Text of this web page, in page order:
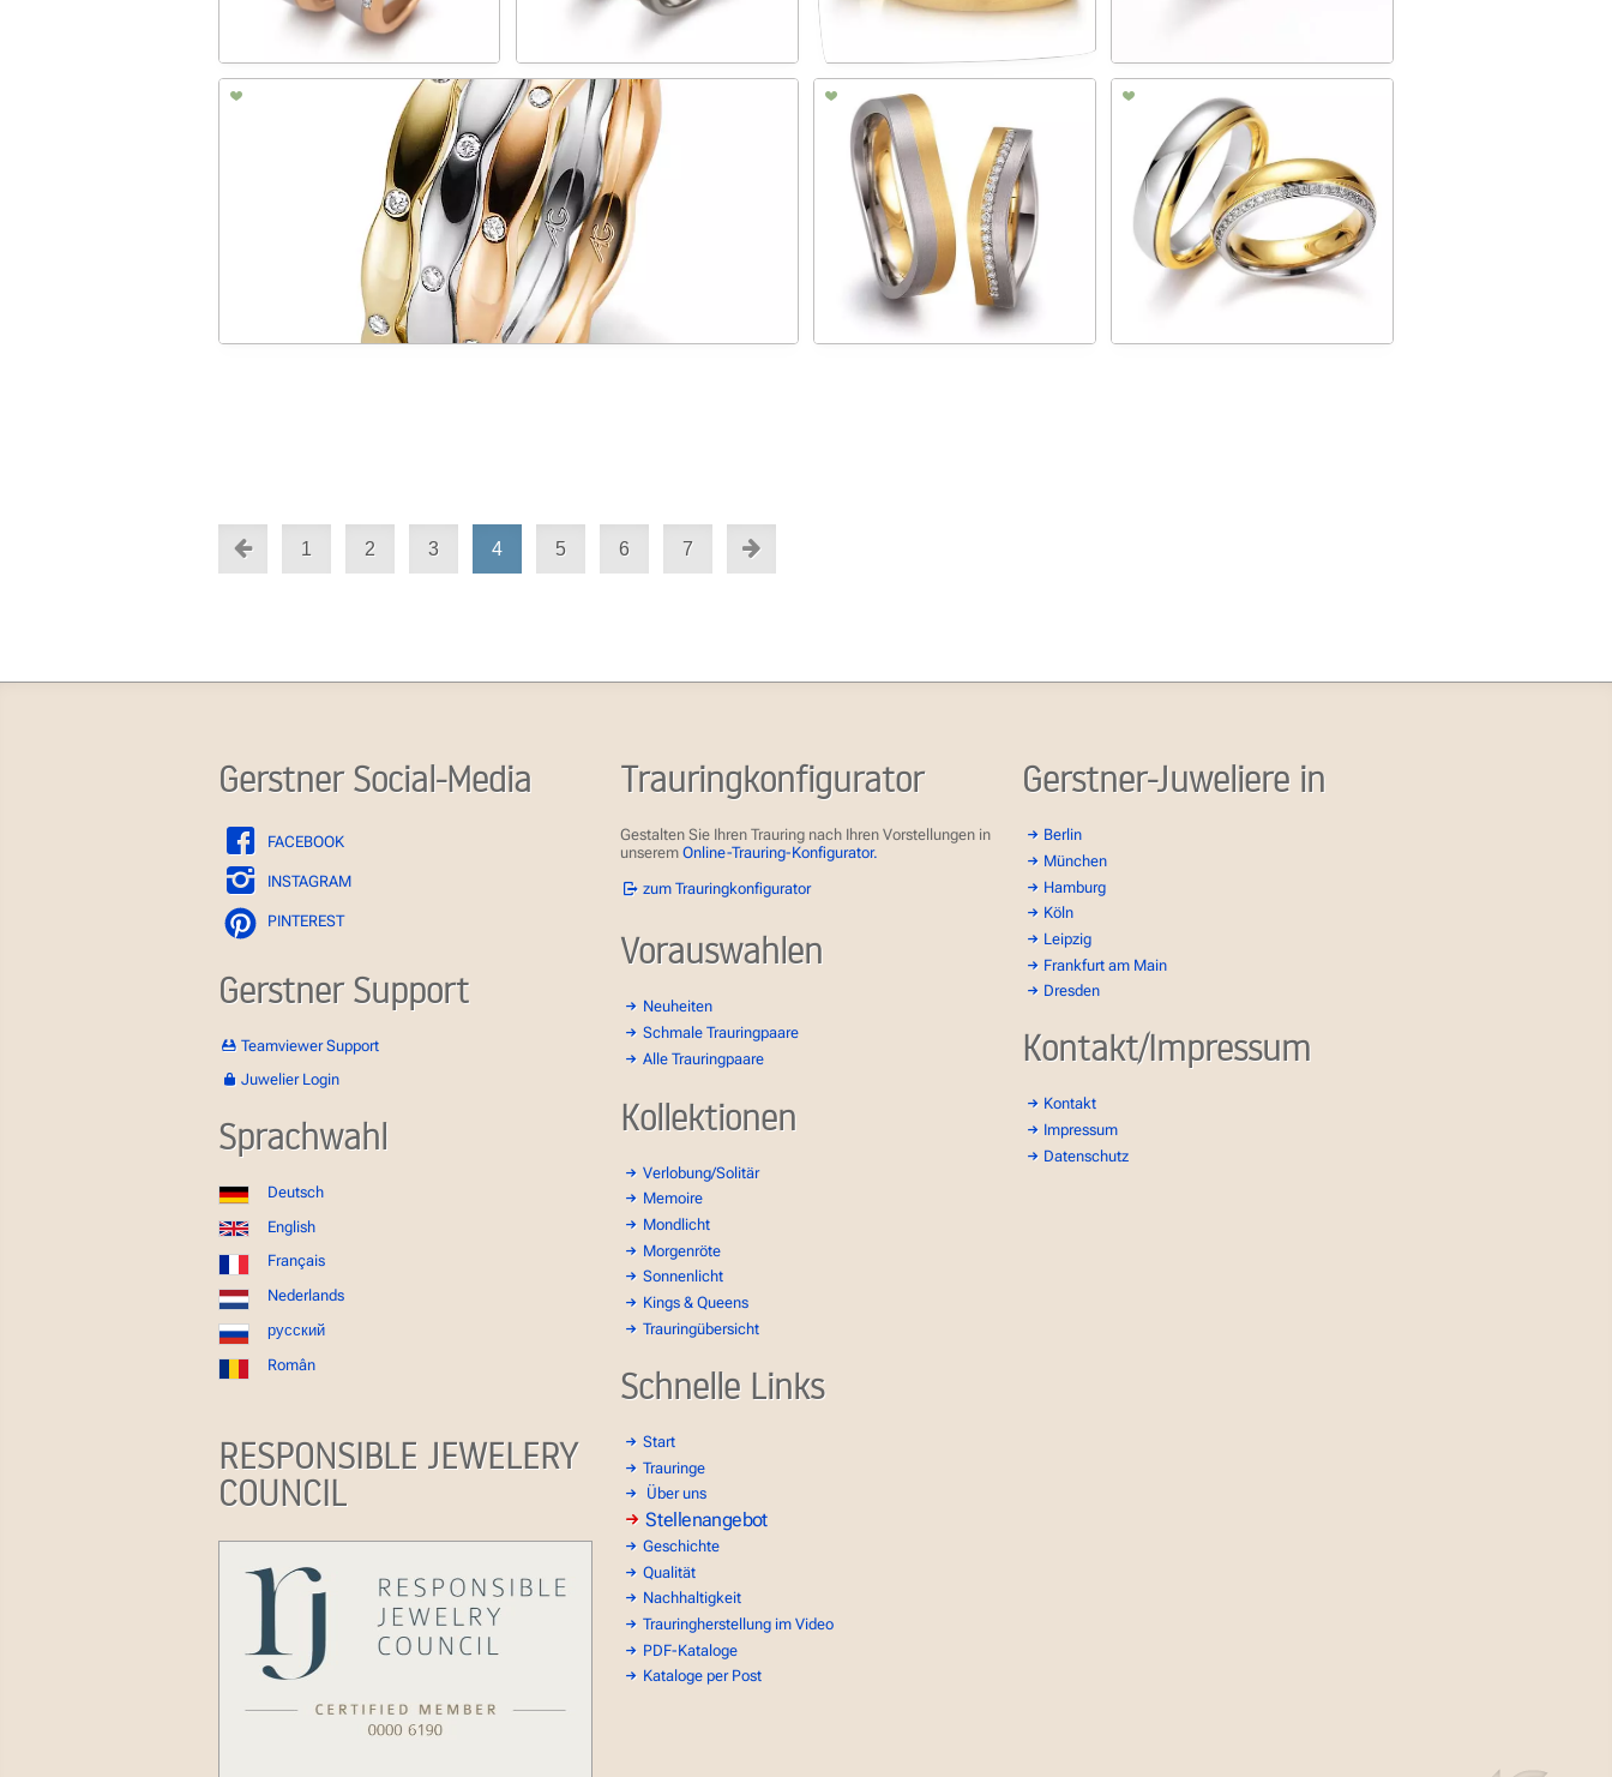
1 2 3 4 5 6 7
Gerstner Social-Media
FACEBOOK
INSTAGRAM
PINTEREST
Gerstner Support
Teamviewer Support
Juwelier Login
Sprachwahl
Deutsch
English
Français
Nederlands
русский
Român
RESPONSIBLE JEWELERY
COUNCIL
Trauringkonfigurator
Gestalten Sie Ihren Trauring nach Ihren Vorstellungen in
unserem Online-Trauring-Konfigurator.
zum Trauringkonfigurator
Vorauswahlen
Neuheiten
Schmale Trauringpaare
Alle Trauringpaare
Kollektionen
Verlobung/Solitär
Memoire
Mondlicht
Morgenröte
Sonnenlicht
Kings & Queens
Trauringübersicht
Schnelle Links
Start
Trauringe
Über uns
Stellenangebot
Geschichte
Qualität
Nachhaltigkeit
Trauringherstellung im Video
PDF-Kataloge
Kataloge per Post
Gerstner-Juweliere in
Berlin
München
Hamburg
Köln
Leipzig
Frankfurt am Main
Dresden
Kontakt/Impressum
Kontakt
Impressum
Datenschutz